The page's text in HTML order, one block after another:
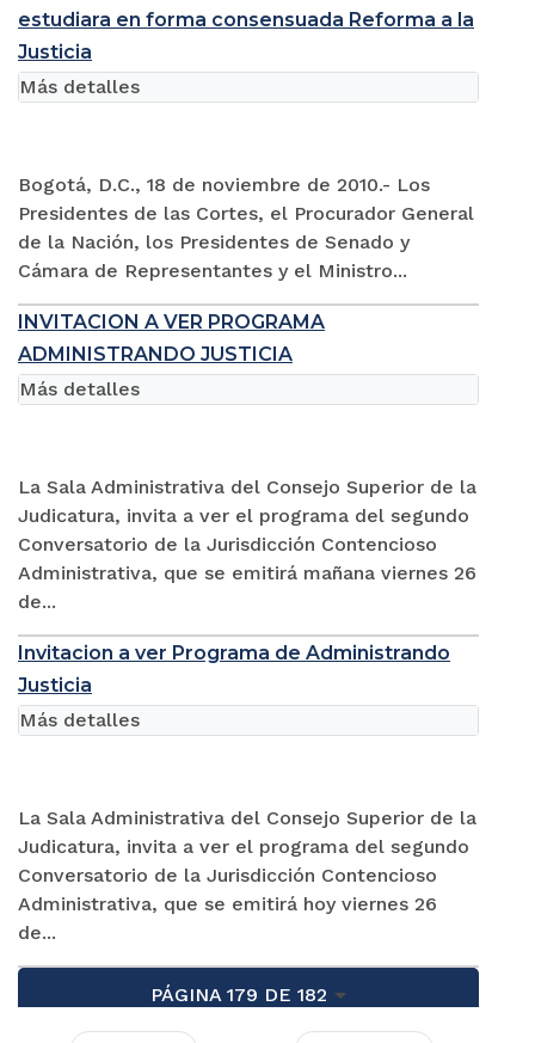
estudiara en forma consensuada Reforma a la
Justicia
Bogotá, D.C., 18 de noviembre de 2010.- Los
Presidentes de las Cortes, el Procurador General
de la Nación, los Presidentes de Senado y
Cámara de Representantes y el Ministro...
Más detalles
INVITACION A VER PROGRAMA
ADMINISTRANDO JUSTICIA
La Sala Administrativa del Consejo Superior de la
Judicatura, invita a ver el programa del segundo
Conversatorio de la Jurisdicción Contencioso
Administrativa, que se emitirá mañana viernes 26
de...
Más detalles
Invitacion a ver Programa de Administrando
Justicia
La Sala Administrativa del Consejo Superior de la
Judicatura, invita a ver el programa del segundo
Conversatorio de la Jurisdicción Contencioso
Administrativa, que se emitirá hoy viernes 26
de...
Más detalles
PÁGINA 179 DE 182